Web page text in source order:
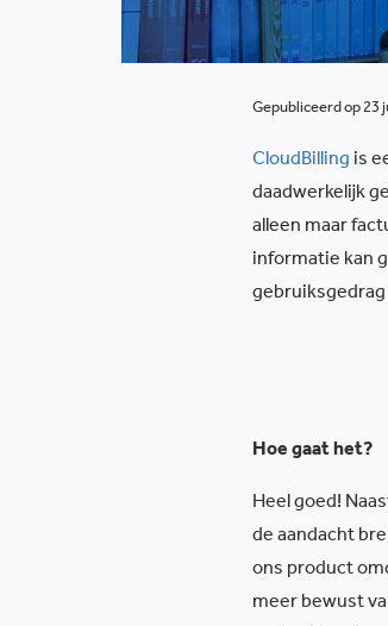
Gepubliceerd op 23
CloudBilling is
daadwerkelijk
alleen maar
informatie kan
Hoe gaat het?
Heel goed!
de aandacht
ons product
meer bewust